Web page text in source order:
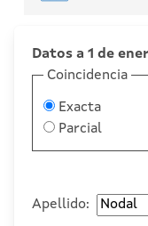
Datos a 1 de
Coincidencia
Exacta
Parcial
Apellido: